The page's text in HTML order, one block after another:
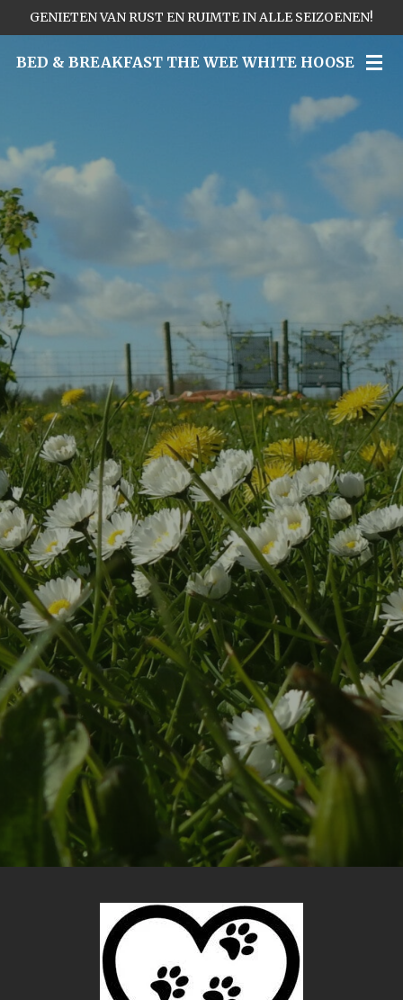
naar
BED & BREAKFAST THE WEE WHITE HOOSE
GENIETEN VAN RUST EN RUIMTE IN ALLE SEIZOENEN!